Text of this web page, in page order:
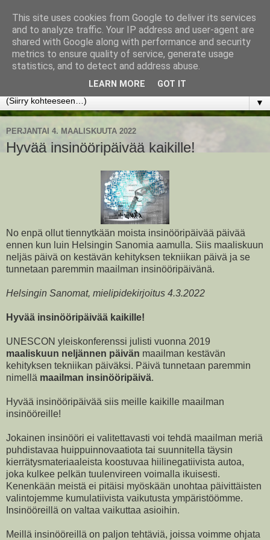
www.jyrkikokko.fi
Uusi Suunta - Jokainen hetki tarjoaa tilaisuuden muuttaa
▼
PERJANTAI 4. MAALISKUUTA 2022
Hyvää insinööripäivää kaikille!
No enpä ollut tiennytkään moista insinööripäivää päivää
ennen kun luin Helsingin Sanomia aamulla. Siis maaliskuun
neljäs päivä on kestävän kehityksen tekniikan päivä ja se
tunnetaan paremmin maailman insinööripäivänä.
Helsingin Sanomat, mielipidekirjoitus 4.3.2022
Hyvää insinööripäivää kaikille!
UNESCON yleiskonferenssi julisti vuonna 2019
maaliskuun neljännen päivän maailman kestävän
kehityksen tekniikan päiväksi. Päivä tunnetaan paremmin
nimellä maailman insinööripäivä.
Hyvää insinööripäivää siis meille kaikille maailman
insinööreille!
Jokainen insinööri ei valitettavasti voi tehdä maailman meriä
puhdistavaa huippuinnovaatiota tai suunnitella täysin
kierrätysmateriaaleista koostuvaa hiilinegatiivista autoa,
joka kulkee pelkän tuulenvireen voimalla ikuisesti.
Kenenkään meistä ei pitäisi myöskään unohtaa päivittäisten
valintojemme kumulatiivista vaikutusta ympäristöömme.
Insinööreillä on valtaa vaikuttaa asioihin.
Meillä insinööreillä on paljon tehtäviä, joissa voimme ohjata
This site uses cookies from Google to deliver its services
and to analyze traffic. Your IP address and user-agent are
shared with Google along with performance and security
metrics to ensure quality of service, generate usage
statistics, and to detect and address abuse.
LEARN MORE GOT IT